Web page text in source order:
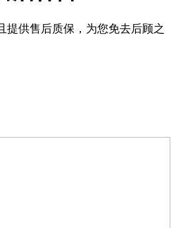
提供售后质保，为您免去后顾之